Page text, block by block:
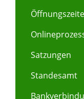
Satzungen
Standesamt